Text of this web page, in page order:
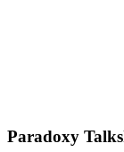
Paradoxy